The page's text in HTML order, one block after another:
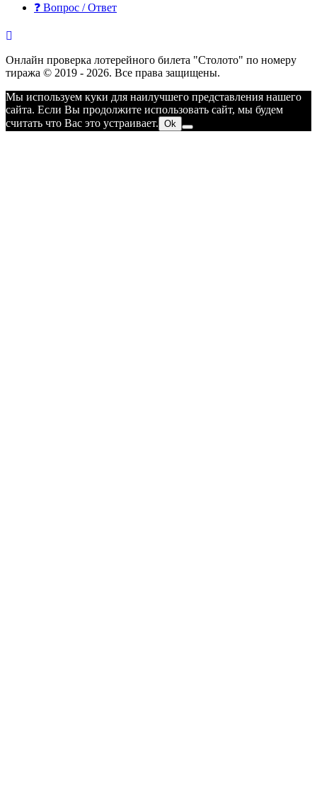
❓ Вопрос / Ответ
Онлайн проверка лотерейного билета "Столото" по номеру
тиража © 2019 - 2026. Все права защищены.
Мы используем куки для наилучшего представления нашего
сайта. Если Вы продолжите использовать сайт, мы будем
считать что Вас это устраивает. Ok